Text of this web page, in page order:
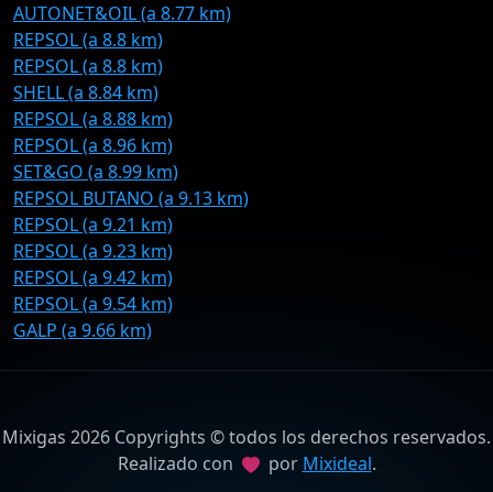
AUTONET&OIL (a 8.77 km)
REPSOL (a 8.8 km)
REPSOL (a 8.8 km)
SHELL (a 8.84 km)
REPSOL (a 8.88 km)
REPSOL (a 8.96 km)
SET&GO (a 8.99 km)
REPSOL BUTANO (a 9.13 km)
REPSOL (a 9.21 km)
REPSOL (a 9.23 km)
REPSOL (a 9.42 km)
REPSOL (a 9.54 km)
GALP (a 9.66 km)
Mixigas 2026 Copyrights © todos los derechos reservados.
Realizado con
por Mixideal.